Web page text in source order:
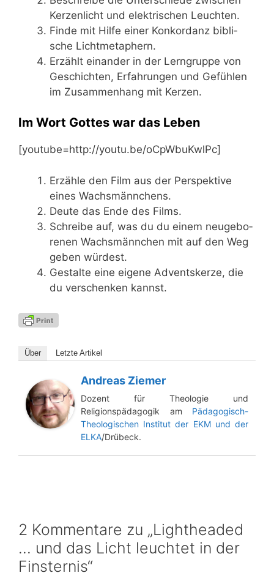
Ker­zen­licht und elek­tri­schen Leuchten.
Fin­de mit Hil­fe einer Kon­kor­danz bibli­
sche Lichtmetaphern.
Erzählt ein­an­der in der Lern­grup­pe von
Geschich­ten, Erfah­run­gen und Gefüh­len
im Zusam­men­hang mit Kerzen.
Im Wort Gottes war das Leben
[youtube=http://youtu.be/oCpWbuKwlPc]
Erzäh­le den Film aus der Per­spek­ti­ve
eines Wachsmännchens.
Deu­te das Ende des Films.
Schrei­be auf, was du du einem neu­ge­bo­
re­nen Wachs­männ­chen mit auf den Weg
geben würdest.
Gestal­te eine eige­ne Advents­ker­ze, die
du ver­schen­ken kannst.
Über Letz­te Artikel
Andreas Ziemer
Dozent für Theologie und
Religionspädagogik am Pädagogisch-
Theologischen Institut der EKM und der
ELKA/Drübeck.
2 Kommentare zu „Lightheaded
… und das Licht leuchtet in der
Finsternis“